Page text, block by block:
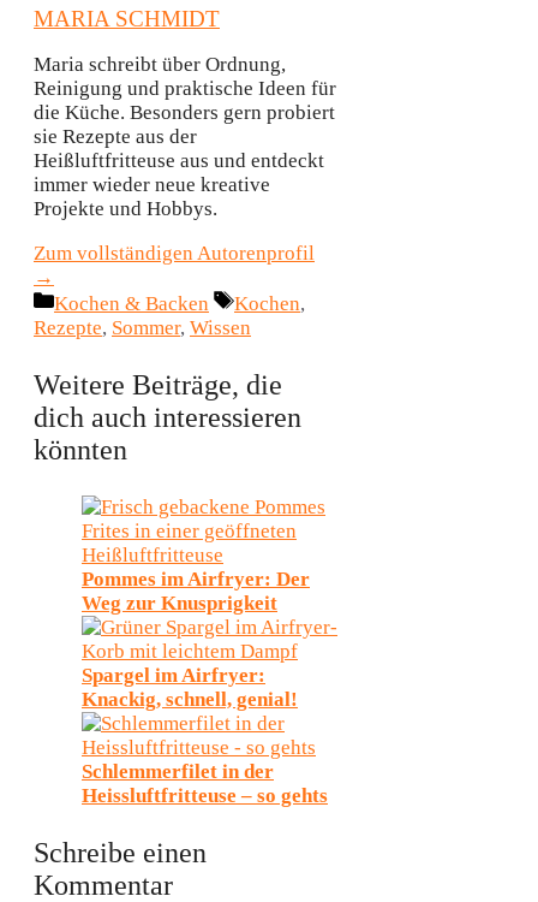
MARIA SCHMIDT
Maria schreibt über Ordnung,
Reinigung und praktische Ideen für
die Küche. Besonders gern probiert
sie Rezepte aus der
Heißluftfritteuse aus und entdeckt
immer wieder neue kreative
Projekte und Hobbys.
Zum vollständigen Autorenprofil
→
Kategorien
Kochen & Backen Schlagwörter
Kochen,
Rezepte, Sommer, Wissen
Weitere Beiträge, die
dich auch interessieren
könnten
Pommes im Airfryer: Der
Weg zur Knusprigkeit
Spargel im Airfryer:
Knackig, schnell, genial!
Schlemmerfilet in der
Heissluftfritteuse – so gehts
Schreibe einen
Kommentar